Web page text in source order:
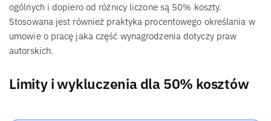
ogólnych i dopiero od różnicy liczone są 50% koszty.
Stosowana jest również praktyka procentowego określania w
umowie o pracę jaka część wynagrodzenia dotyczy praw
autorskich.
Limity i wykluczenia dla 50% kosztów